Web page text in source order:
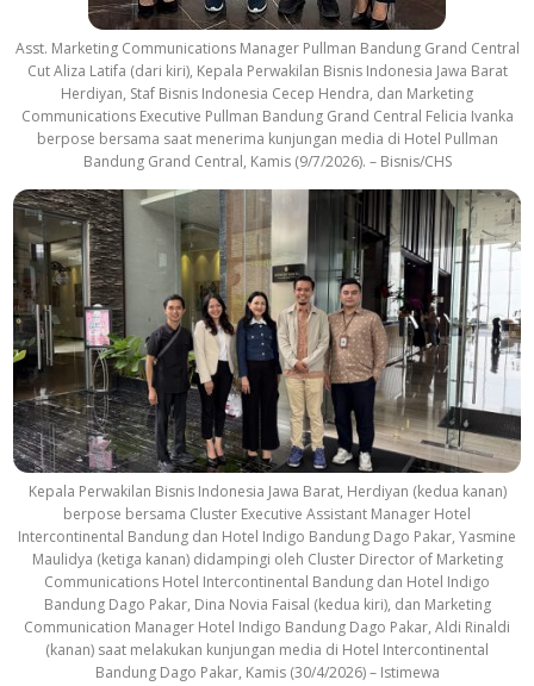
Asst. Marketing Communications Manager Pullman Bandung Grand Central
Cut Aliza Latifa (dari kiri), Kepala Perwakilan Bisnis Indonesia Jawa Barat
Herdiyan, Staf Bisnis Indonesia Cecep Hendra, dan Marketing
Communications Executive Pullman Bandung Grand Central Felicia Ivanka
berpose bersama saat menerima kunjungan media di Hotel Pullman
Bandung Grand Central, Kamis (9/7/2026). – Bisnis/CHS
Kepala Perwakilan Bisnis Indonesia Jawa Barat, Herdiyan (kedua kanan)
berpose bersama Cluster Executive Assistant Manager Hotel
Intercontinental Bandung dan Hotel Indigo Bandung Dago Pakar, Yasmine
Maulidya (ketiga kanan) didampingi oleh Cluster Director of Marketing
Communications Hotel Intercontinental Bandung dan Hotel Indigo
Bandung Dago Pakar, Dina Novia Faisal (kedua kiri), dan Marketing
Communication Manager Hotel Indigo Bandung Dago Pakar, Aldi Rinaldi
(kanan) saat melakukan kunjungan media di Hotel Intercontinental
Bandung Dago Pakar, Kamis (30/4/2026) – Istimewa